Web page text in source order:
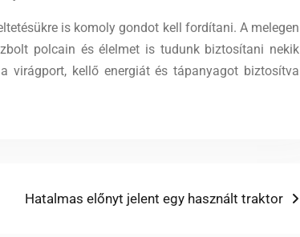
is komoly gondot kell fordítani. A melegen
polcain és élelmet is tudunk biztosítani nekik
virágport, kellő energiát és tápanyagot biztosítva
Next
Hatalmas előnyt jelent egy használt traktor